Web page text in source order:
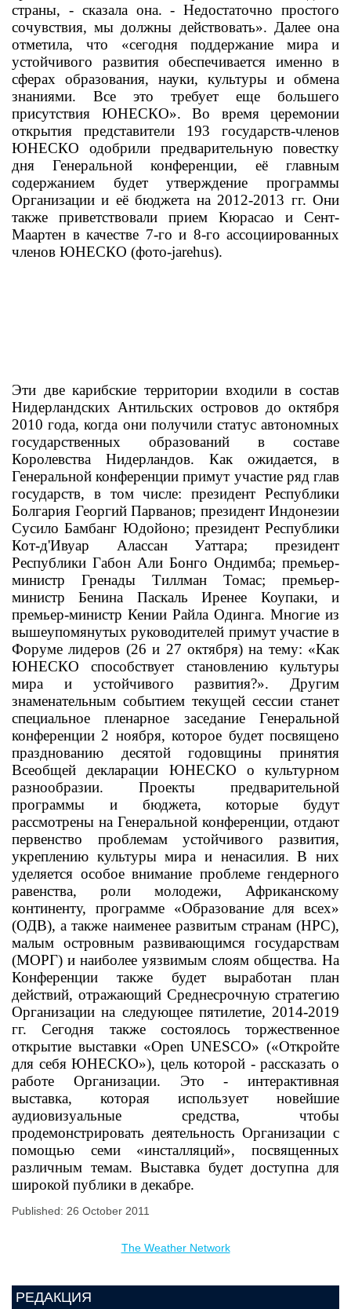
страны, - сказала она. - Недостаточно простого
сочувствия, мы должны действовать». Далее она
отметила, что «сегодня поддержание мира и
устойчивого развития обеспечивается именно в
сферах образования, науки, культуры и обмена
знаниями. Все это требует еще большего
присутствия ЮНЕСКО». Во время церемонии
открытия представители 193 государств-членов
ЮНЕСКО одобрили предварительную повестку
дня Генеральной конференции, её главным
содержанием будет утверждение программы
Организации и её бюджета на 2012-2013 гг. Они
также приветствовали прием Кюрасао и Сент-
Маартен в качестве 7-го и 8-го ассоциированных
членов ЮНЕСКО (фото-jarehus).
Эти две карибские территории входили в состав
Нидерландских Антильских островов до октября
2010 года, когда они получили статус автономных
государственных образований в составе
Королевства Нидерландов. Как ожидается, в
Генеральной конференции примут участие ряд глав
государств, в том числе: президент Республики
Болгария Георгий Парванов; президент Индонезии
Сусило Бамбанг Юдойоно; президент Республики
Кот-д'Ивуар Алассан Уаттара; президент
Республики Габон Али Бонго Ондимба; премьер-
министр Гренады Тиллман Томас; премьер-
министр Бенина Паскаль Иренее Коупаки, и
премьер-министр Кении Райла Одинга. Многие из
вышеупомянутых руководителей примут участие в
Форуме лидеров (26 и 27 октября) на тему: «Как
ЮНЕСКО способствует становлению культуры
мира и устойчивого развития?». Другим
знаменательным событием текущей сессии станет
специальное пленарное заседание Генеральной
конференции 2 ноября, которое будет посвящено
празднованию десятой годовщины принятия
Всеобщей декларации ЮНЕСКО о культурном
разнообразии. Проекты предварительной
программы и бюджета, которые будут
рассмотрены на Генеральной конференции, отдают
первенство проблемам устойчивого развития,
укреплению культуры мира и ненасилия. В них
уделяется особое внимание проблеме гендерного
равенства, роли молодежи, Африканскому
континенту, программе «Образование для всех»
(ОДВ), а также наименее развитым странам (НРС),
малым островным развивающимся государствам
(МОРГ) и наиболее уязвимым слоям общества. На
Конференции также будет выработан план
действий, отражающий Среднесрочную стратегию
Организации на следующее пятилетие, 2014-2019
гг. Сегодня также состоялось торжественное
открытие выставки «Open UNESCO» («Откройте
для себя ЮНЕСКО»), цель которой - рассказать о
работе Организации. Это - интерактивная
выставка, которая использует новейшие
аудиовизуальные средства, чтобы
продемонстрировать деятельность Организации с
помощью семи «инсталляций», посвященных
различным темам. Выставка будет доступна для
широкой публики в декабре.
Published: 26 October 2011
The Weather Network
РЕДАКЦИЯ